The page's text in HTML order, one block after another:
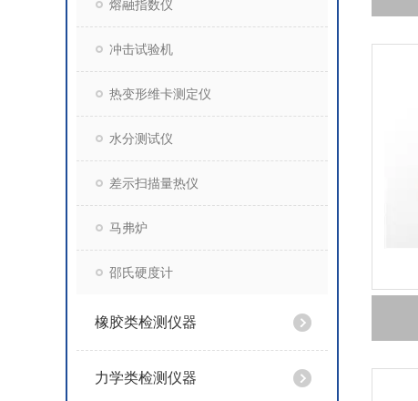
熔融指数仪
冲击试验机
热变形维卡测定仪
水分测试仪
差示扫描量热仪
马弗炉
邵氏硬度计
橡胶类检测仪器
力学类检测仪器